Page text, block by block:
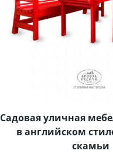
Садовая уличная
в английском
скамьи